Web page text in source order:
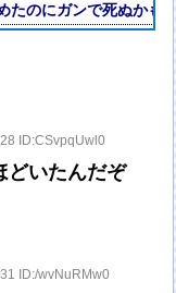
たのにガンで死ぬかも
ID:CSvpqUwl0
どいたんだぞ
ID:/wvNuRMw0